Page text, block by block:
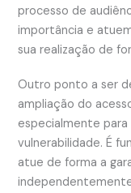
processo de
importância e
sua realização de
Outro ponto a ser
ampliação do
especialmente
vulnerabilidade. É
atue de forma a